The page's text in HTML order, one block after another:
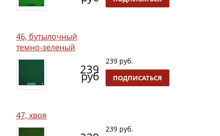
46, бутылочный
темно-зеленый
239
руб
239 руб.
ПОДПИСАТЬСЯ
47, хвоя
239 руб.